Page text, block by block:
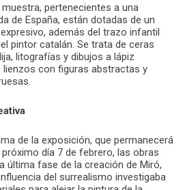
pertenecientes a una
de España, están dotadas de un
además del trazo infantil
pintor catalán. Se trata de ceras
litografías y dibujos a lápiz
lienzos con figuras abstractas y
de la exposición, que permanecerá
día 7 de febrero, las obras
última fase de la creación de Miró,
del surrealismo investigaba